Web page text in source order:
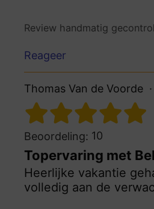
Review handmatig
Reageer
Thomas Van de Voorde
Beoordeling: 10
Topervaring met
Heerlijke vakantie
volledig aan de